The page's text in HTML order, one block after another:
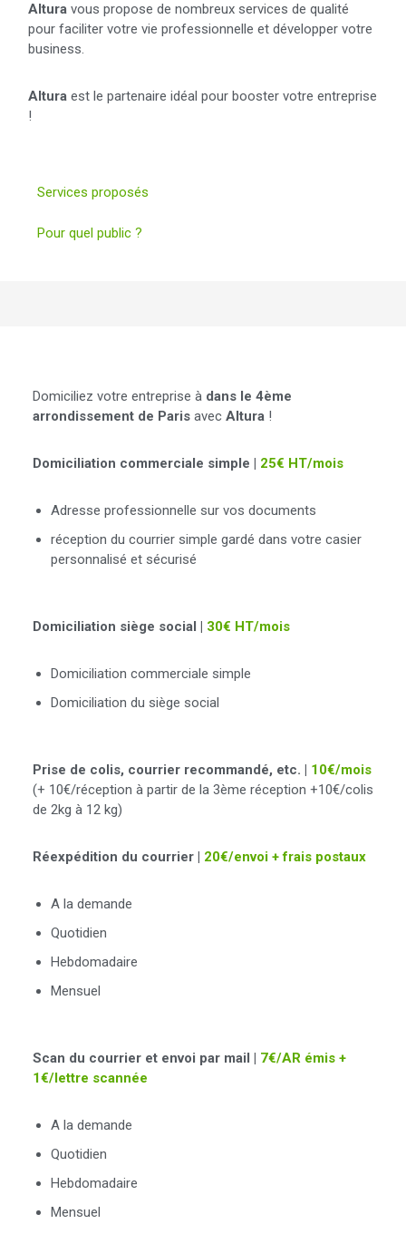
Altura vous propose de nombreux services de qualité
pour faciliter votre vie professionnelle et développer votre
business.
Altura est le partenaire idéal pour booster votre entreprise
!
Services proposés
Pour quel public ?
Domiciliez votre entreprise à dans le 4ème
arrondissement de Paris avec Altura !
Domiciliation commerciale simple | 25€ HT/mois
Adresse professionnelle sur vos documents
réception du courrier simple gardé dans votre casier
personnalisé et sécurisé
Domiciliation siège social | 30€ HT/mois
Domiciliation commerciale simple
Domiciliation du siège social
Prise de colis, courrier recommandé, etc. | 10€/mois
(+ 10€/réception à partir de la 3ème réception +10€/colis
de 2kg à 12 kg)
Réexpédition du courrier | 20€/envoi + frais postaux
A la demande
Quotidien
Hebdomadaire
Mensuel
Scan du courrier et envoi par mail | 7€/AR émis +
1€/lettre scannée
A la demande
Quotidien
Hebdomadaire
Mensuel